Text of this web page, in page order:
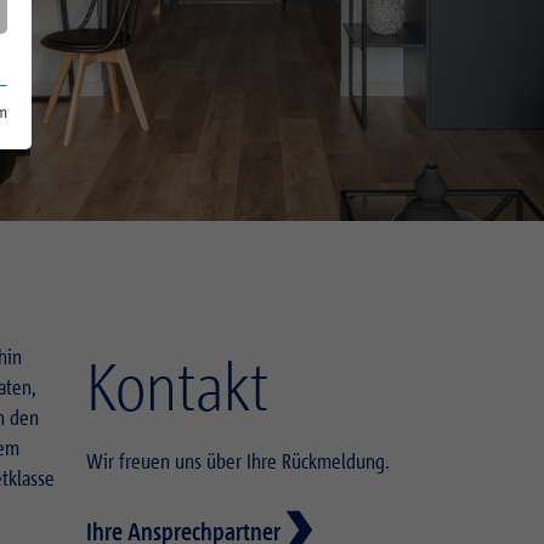
den
Kontakt
Wir freuen uns über Ihre Rückmeldung.
Ihre Ansprechpartner